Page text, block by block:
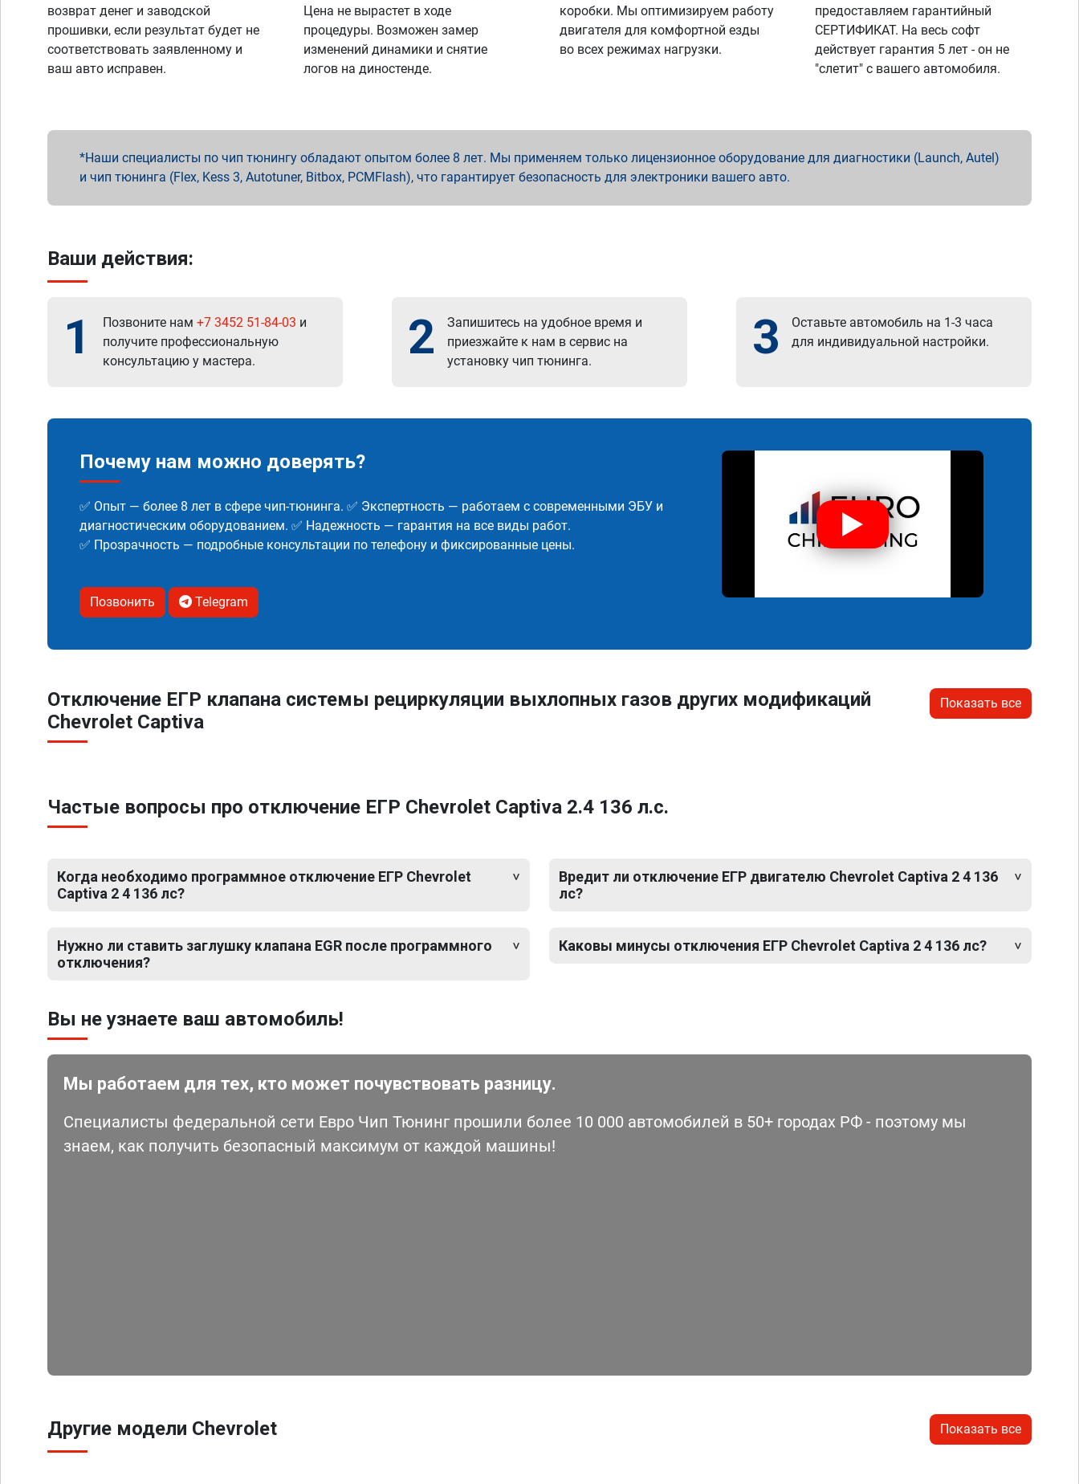
возврат денег и заводской
прошивки, если результат будет не
соответствовать заявленному и
ваш авто исправен.
Цена не вырастет в ходе
процедуры. Возможен замер
изменений динамики и снятие
логов на диностенде.
коробки. Мы оптимизируем работу
двигателя для комфортной езды
во всех режимах нагрузки.
предоставляем гарантийный
СЕРТИФИКАТ. На весь софт
действует гарантия 5 лет - он не
"слетит" с вашего автомобиля.
Наши специалисты по чип тюнингу обладают опытом более 8 лет. Мы применяем только лицензионное оборудование для диагностики (Launch, Autel)
и чип тюнинга (Flex, Kess 3, Autotuner, Bitbox, PCMFlash), что гарантирует безопасность для электроники вашего авто.
Ваши действия:
1 Позвоните нам +7 3452 51-84-03 и
получите профессиональную
консультацию у мастера.
2
Запишитесь на удобное время и
приезжайте к нам в сервис на
установку чип тюнинга.
3
Оставьте автомобиль на 1-3 часа
для индивидуальной настройки.
Почему нам можно доверять?
✅ Опыт — более 8 лет в сфере чип-тюнинга. ✅ Экспертность — работаем с современными ЭБУ и
диагностическим оборудованием. ✅ Надежность — гарантия на все виды работ.
✅ Прозрачность — подробные консультации по телефону и фиксированные цены.
Позвонить Telegram
Отключение ЕГР клапана системы рециркуляции выхлопных газов других модификаций
Chevrolet Captiva
Показать все
Частые вопросы про отключение ЕГР Chevrolet Captiva 2.4 136 л.с.
Когда необходимо программное отключение ЕГР Chevrolet
Captiva 2 4 136 лс?
Нужно ли ставить заглушку клапана EGR после программного
отключения?
Вредит ли отключение ЕГР двигателю Chevrolet Captiva 2 4 136
лс?
Каковы минусы отключения ЕГР Chevrolet Captiva 2 4 136 лс?
Вы не узнаете ваш автомобиль!
Мы работаем для тех, кто может почувствовать разницу.
Специалисты федеральной сети Евро Чип Тюнинг прошили более 10 000 автомобилей в 50+ городах РФ - поэтому мы
знаем, как получить безопасный максимум от каждой машины!
Другие модели Chevrolet Показать все